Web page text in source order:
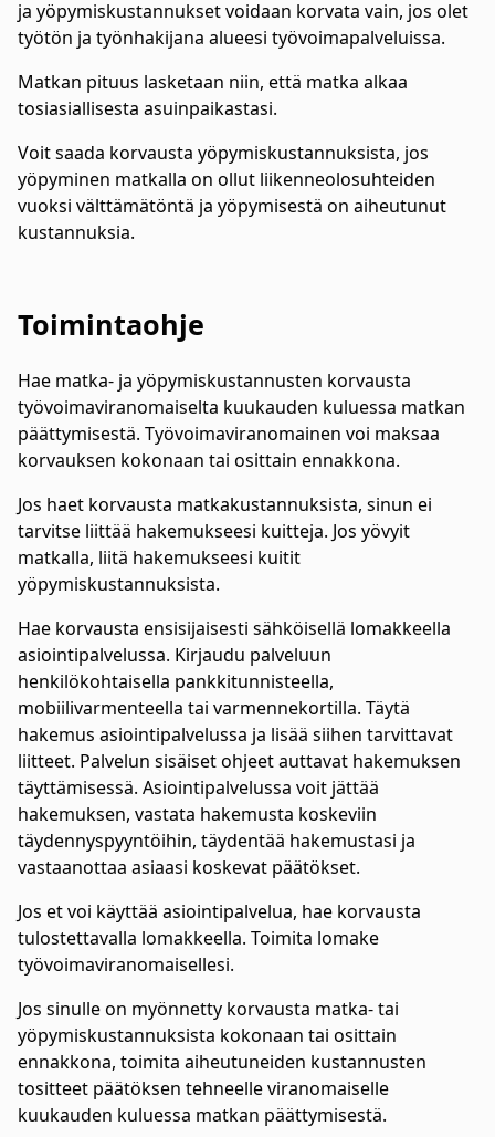
ja yöpymiskustannukset voidaan korvata vain, jos olet
työtön ja työnhakijana alueesi työvoimapalveluissa.
Matkan pituus lasketaan niin, että matka alkaa
tosiasiallisesta asuinpaikastasi.
Voit saada korvausta yöpymiskustannuksista, jos
yöpyminen matkalla on ollut liikenneolosuhteiden
vuoksi välttämätöntä ja yöpymisestä on aiheutunut
kustannuksia.
Toimintaohje
Hae matka- ja yöpymiskustannusten korvausta
työvoimaviranomaiselta kuukauden kuluessa matkan
päättymisestä. Työvoimaviranomainen voi maksaa
korvauksen kokonaan tai osittain ennakkona.
Jos haet korvausta matkakustannuksista, sinun ei
tarvitse liittää hakemukseesi kuitteja. Jos yövyit
matkalla, liitä hakemukseesi kuitit
yöpymiskustannuksista.
Hae korvausta ensisijaisesti sähköisellä lomakkeella
asiointipalvelussa. Kirjaudu palveluun
henkilökohtaisella pankkitunnisteella,
mobiilivarmenteella tai varmennekortilla. Täytä
hakemus asiointipalvelussa ja lisää siihen tarvittavat
liitteet. Palvelun sisäiset ohjeet auttavat hakemuksen
täyttämisessä. Asiointipalvelussa voit jättää
hakemuksen, vastata hakemusta koskeviin
täydennyspyyntöihin, täydentää hakemustasi ja
vastaanottaa asiaasi koskevat päätökset.
Jos et voi käyttää asiointipalvelua, hae korvausta
tulostettavalla lomakkeella. Toimita lomake
työvoimaviranomaisellesi.
Jos sinulle on myönnetty korvausta matka- tai
yöpymiskustannuksista kokonaan tai osittain
ennakkona, toimita aiheutuneiden kustannusten
tositteet päätöksen tehneelle viranomaiselle
kuukauden kuluessa matkan päättymisestä.